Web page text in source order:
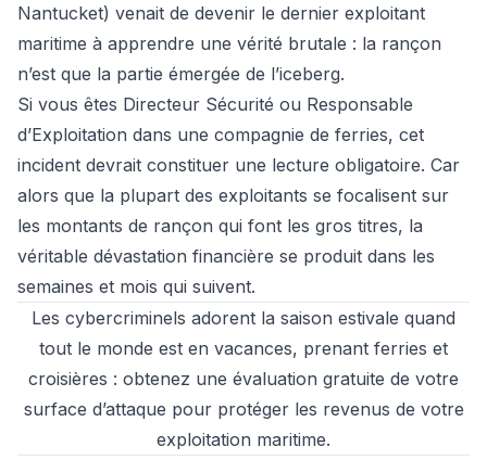
Nantucket) venait de devenir le dernier exploitant
maritime à apprendre une vérité brutale : la rançon
n’est que la partie émergée de l’iceberg.
Si vous êtes Directeur Sécurité ou Responsable
d’Exploitation dans une compagnie de ferries, cet
incident devrait constituer une lecture obligatoire. Car
alors que la plupart des exploitants se focalisent sur
les montants de rançon qui font les gros titres, la
véritable dévastation financière se produit dans les
semaines et mois qui suivent.
Les cybercriminels adorent la saison estivale quand
tout le monde est en vacances, prenant ferries et
croisières : obtenez une évaluation gratuite de votre
surface d’attaque pour protéger les revenus de votre
exploitation maritime.